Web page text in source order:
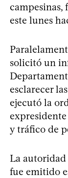
campesinas,
este lunes
solicitó un
esclarecer
ejecutó la
y tráfico de
La
fue emitido